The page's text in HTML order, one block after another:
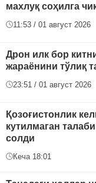
махлуқ соҳилга
11:53 / 01 август 2026
Дрон илк бор
жараёнини тўлиқ
23:51 / 01 август 2026
Қозоғистонлик
кутилмаган
солди
Кеча 18:01